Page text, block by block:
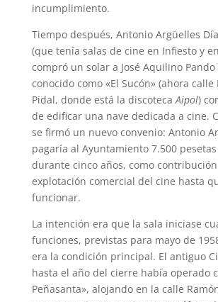
incumplimiento.
Tiempo después, Antonio Argüelles
(que tenía salas de cine en Infiesto y
compró un solar a José Aquilino
conocido como «El Sucón» (ahora
Pidal, donde está la discoteca Aipol)
de edificar una nave dedicada a cine.
se firmó un nuevo convenio: Antonio
pagaría al Ayuntamiento 7.500
durante cinco años, como
explotación comercial del cine hasta
funcionar.
La intención era que la sala iniciase
funciones, previstas para mayo de
era la condición principal. El antiguo
hasta el año del cierre había operado
Peñasanta», alojando en la calle